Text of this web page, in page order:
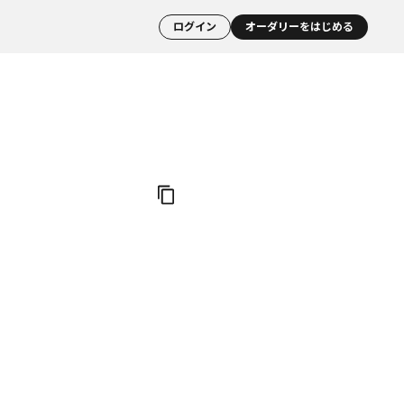
ログイン オーダリーをはじめる